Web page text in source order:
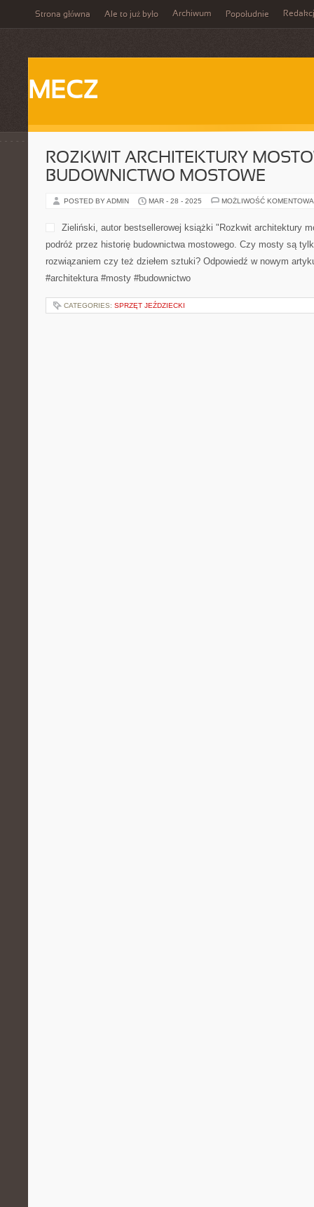
Strona główna Ale to już było Archiwum Popołudnie
MECZ
ROZKWIT ARCHITEKTURY
BUDOWNICTWO MOSTOWE
POSTED BY ADMIN MAR - 28 - 2025 MOŻLIWOŚĆ
Zieliński, autor bestsellerowej książki "Rozkwit architektury
podróż przez historię budownictwa mostowego. Czy mosty są
rozwiązaniem czy też dziełem sztuki? Odpowiedź w nowym
#architektura #mosty #budownictwo
CATEGORIES: SPRZĘT JEŹDZIECKI